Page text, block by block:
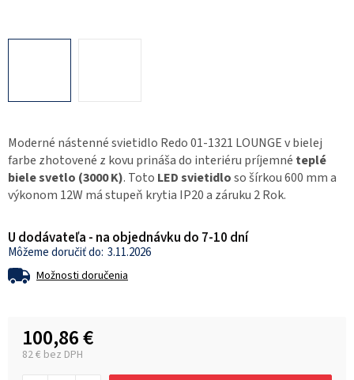
Moderné nástenné svietidlo Redo 01-1321 LOUNGE v bielej
farbe zhotovené z kovu prináša do interiéru príjemné teplé
biele svetlo (3000 K). Toto LED svietidloso šírkou 600 mm a
výkonom 12W má stupeň krytia IP20 a záruku 2 Rok.
U dodávateľa - na objednávku do 7-10 dní
3.11.2026
Možnosti doručenia
100,86 €
82 € bez DPH